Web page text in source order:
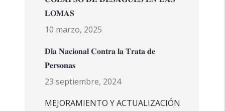
𝐋𝐎𝐌𝐀𝐒
10 marzo, 2025
𝐃𝐢́𝐚 𝐍𝐚𝐜𝐢𝐨𝐧𝐚𝐥 𝐂𝐨𝐧𝐭𝐫𝐚 𝐥𝐚 𝐓𝐫𝐚𝐭𝐚 𝐝𝐞
𝐏𝐞𝐫𝐬𝐨𝐧𝐚𝐬
23 septiembre, 2024
MEJORAMIENTO Y ACTUALIZACIÓN